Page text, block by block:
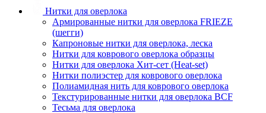
Нитки для оверлока
Армированные нитки для оверлока FRIEZE
(шегги)
Капроновые нитки для оверлока, леска
Нитки для коврового оверлока образцы
Нитки для оверлока Хит-сет (Heat-set)
Нитки полиэстер для коврового оверлока
Полиамидная нить для коврового оверлока
Текстурированные нитки для оверлока BCF
Тесьма для оверлока